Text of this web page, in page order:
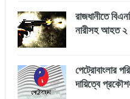
রাজধানীতে
নারীসহ আহত ২
পেট্রোবাংলার
দায়িত্বে